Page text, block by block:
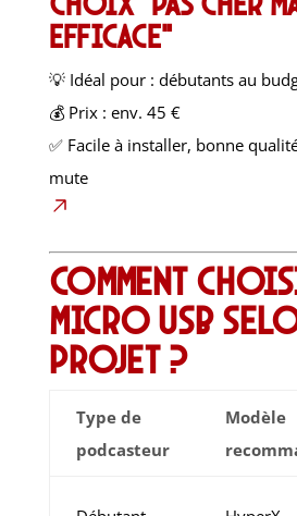
efficace”
💡 Idéal pour : débutants au
💰 Prix : env. 45 €
✅ Facile à installer, bonne
mute
Comment
micro USB
projet ?
Type de
podcasteur
Modèle